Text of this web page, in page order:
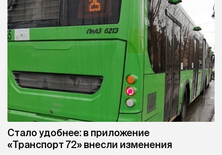
Стало удобнее: в приложение
«Транспорт 72» внесли изменения